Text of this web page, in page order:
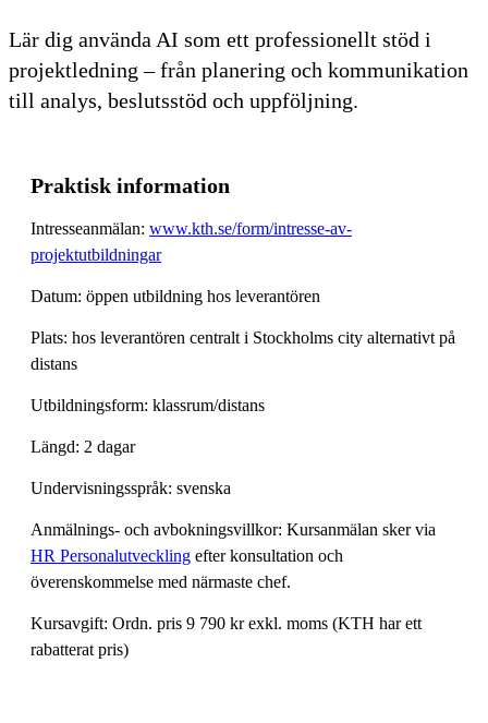
Lär dig använda AI som ett professionellt stöd i
projektledning – från planering och kommunikation
till analys, beslutsstöd och uppföljning.
Praktisk information
Intresseanmälan: www.kth.se/form/intresse-av-
projektutbildningar
Datum: öppen utbildning hos leverantören
Plats: hos leverantören centralt i Stockholms city alternativt på
distans
Utbildningsform: klassrum/distans
Längd: 2 dagar
Undervisningsspråk: svenska
Anmälnings- och avbokningsvillkor: Kursanmälan sker via
HR Personalutveckling efter konsultation och
överenskommelse med närmaste chef.
Kursavgift: Ordn. pris 9 790 kr exkl. moms (KTH har ett
rabatterat pris)